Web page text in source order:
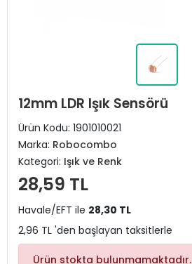
12mm LDR Işık Sensörü
Ürün Kodu: 1901010021
Marka: Robocombo
Kategori: Işık ve Renk
28,59 TL
Havale/EFT ile 28,30 TL
2,96 TL 'den başlayan taksitlerle
Ürün stokta bulunmamaktadır.